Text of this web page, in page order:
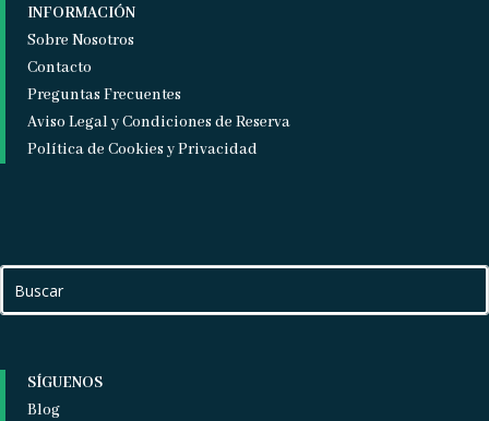
INFORMACIÓN
Sobre Nosotros
Contacto
Preguntas Frecuentes
Aviso Legal y Condiciones de Reserva
Política de Cookies y Privacidad
SÍGUENOS
Blog